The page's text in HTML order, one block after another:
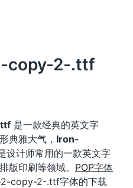
copy-2-.ttf
是一款经典的英文字
典雅大气， Iron-
设计师常用的一款英文字
版印刷等领域。 POP字体
copy-2-.ttf字体的下载